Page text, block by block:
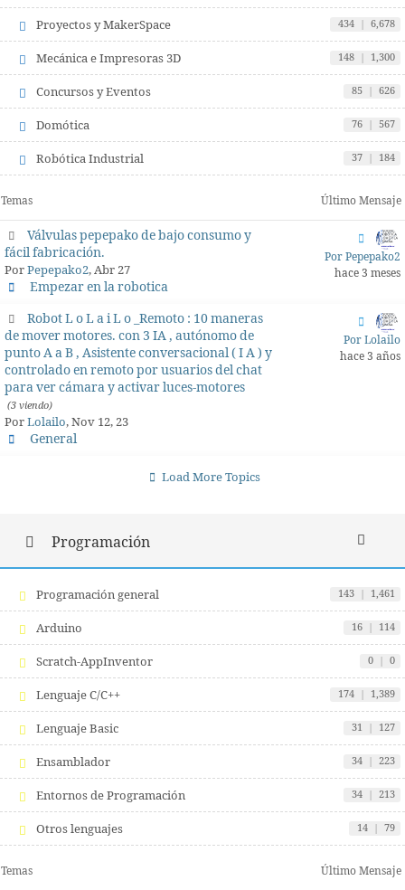
Proyectos y MakerSpace 434 | 6,678
Mecánica e Impresoras 3D 148 | 1,300
Concursos y Eventos 85 | 626
Domótica 76 | 567
Robótica Industrial 37 | 184
Temas Último Mensaje
Válvulas pepepako de bajo consumo y
fácil fabricación.
PorPepepako2, Abr 27
Empezar en la robotica
Por Pepepako2
hace 3 meses
Robot L o L a i L o _Remoto : 10 maneras
de mover motores. con 3 IA , autónomo de
punto A a B , Asistente conversacional ( I A ) y
controlado en remoto por usuarios del chat
para ver cámara y activar luces-motores
(3 viendo)
PorLolailo, Nov 12, 23
General
Por Lolailo
hace 3 años
Load More Topics
Programación
Programación general 143 | 1,461
Arduino 16 | 114
Scratch-AppInventor 0 | 0
Lenguaje C/C++ 174 | 1,389
Lenguaje Basic 31 | 127
Ensamblador 34 | 223
Entornos de Programación 34 | 213
Otros lenguajes 14 | 79
Temas Último Mensaje